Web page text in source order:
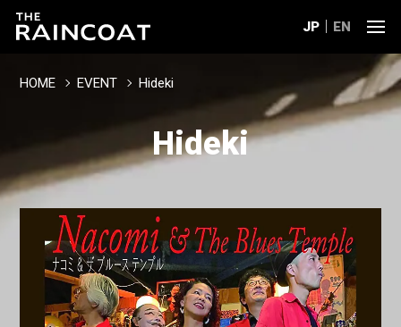
JP EN
HOME EVENT Hideki
Hideki